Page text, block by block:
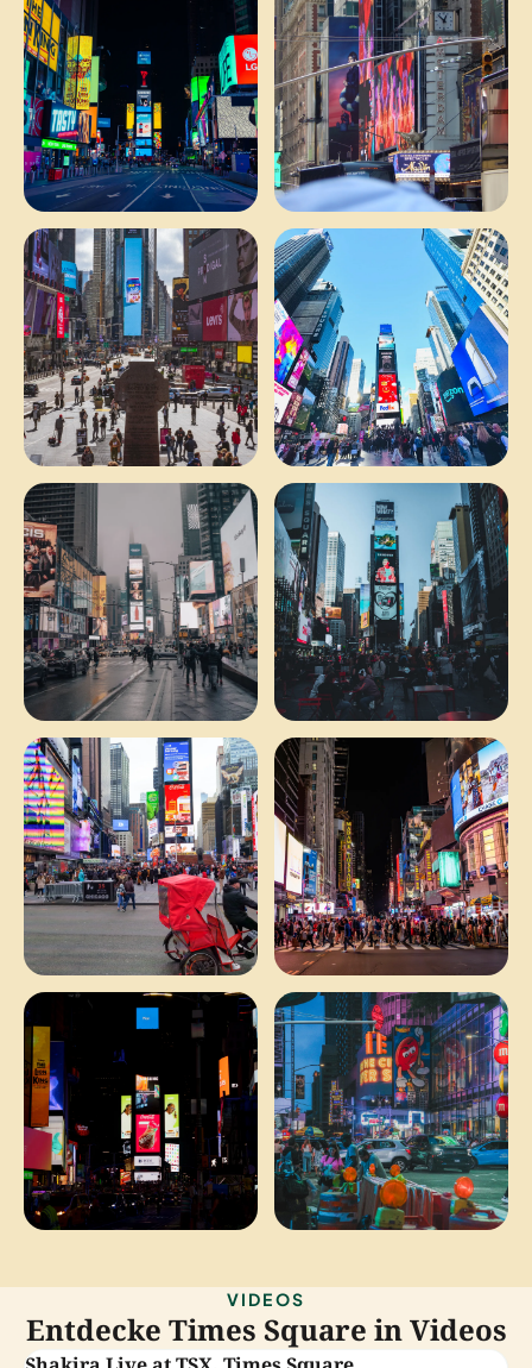
VIDEOS
Entdecke Times Square in Videos